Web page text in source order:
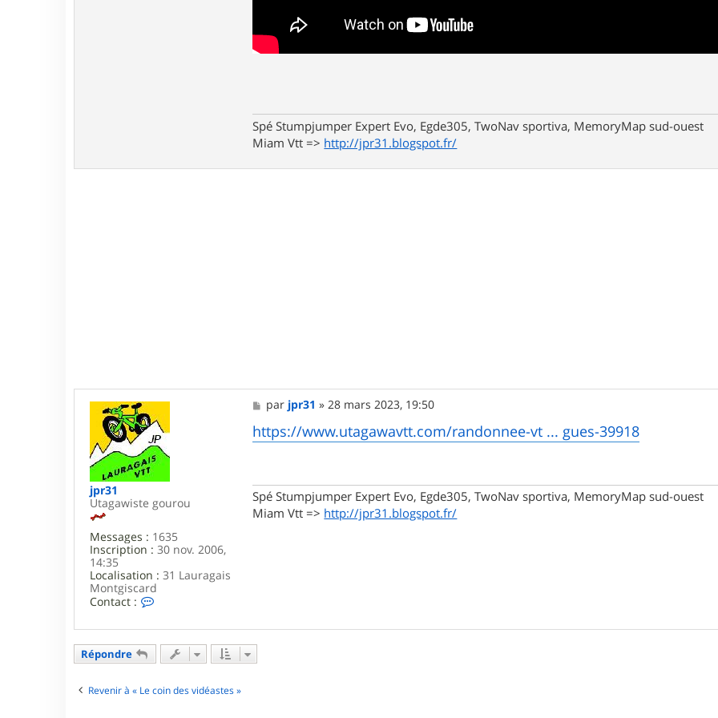
Spé Stumpjumper Expert Evo, Egde305, TwoNav sportiva, MemoryMap sud-ouest
Miam Vtt => http://jpr31.blogspot.fr/
jpr31
Utagawiste gourou
Messages : 1635
Inscription : 30 nov. 2006,
14:35
Localisation : 31 Lauragais
Montgiscard
Contact :
c
e
M
e
s
s
par jpr31 » 28 mars 2023, 19:50
https://www.utagawavtt.com/randonnee-vt ... gues-39918
Spé Stumpjumper Expert Evo, Egde305, TwoNav sportiva, MemoryMap sud-ouest
Miam Vtt => http://jpr31.blogspot.fr/
Répondre
Revenir à « Le coin des vidéastes »